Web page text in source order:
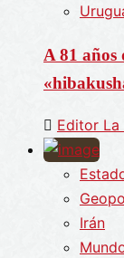
A 81 años
Editor La
Irán